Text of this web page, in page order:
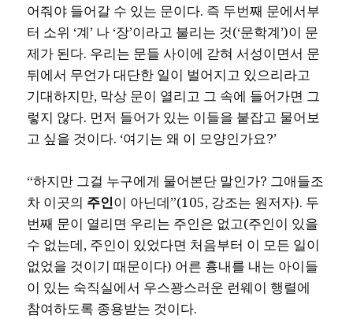
어줘야 들어갈 수 있는 문이다. 즉 두번째 문에서부
터 소위 ‘계’ 나 ‘장’이라고 불리는 것(‘문학계’)이 문
제가 된다. 우리는 문들 사이에 갇혀 서성이면서 문
뒤에서 무언가 대단한 일이 벌어지고 있으리라고
기대하지만, 막상 문이 열리고 그 속에 들어가면 그
렇지 않다. 먼저 들어가 있는 이들을 붙잡고 물어보
고 싶을 것이다. ‘여기는 왜 이 모양인가요?’
“하지만 그걸 누구에게 물어본단 말인가? 그애들조
차 이곳의 주인이 아닌데”(105, 강조는 원저자). 두
번째 문이 열리면 우리는 주인은 없고(주인이 있을
수 없는데, 주인이 있었다면 처음부터 이 모든 일이
없었을 것이기 때문이다) 어른 흉내를 내는 아이들
이 있는 숙직실에서 우스꽝스러운 런웨이 행렬에
참여하도록 종용받는 것이다.